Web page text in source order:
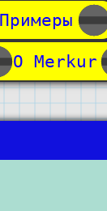
Примеры
О Merkur